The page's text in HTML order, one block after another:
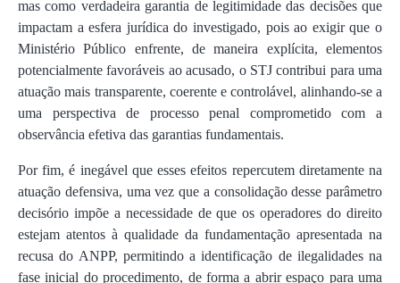
mas como verdadeira garantia de legitimidade das decisões que
impactam a esfera jurídica do investigado, pois ao exigir que o
Ministério Público enfrente, de maneira explícita, elementos
potencialmente favoráveis ao acusado, o STJ contribui para uma
atuação mais transparente, coerente e controlável, alinhando-se a
uma perspectiva de processo penal comprometido com a
observância efetiva das garantias fundamentais.
Por fim, é inegável que esses efeitos repercutem diretamente na
atuação defensiva, uma vez que a consolidação desse parâmetro
decisório impõe a necessidade de que os operadores do direito
estejam atentos à qualidade da fundamentação apresentada na
recusa do ANPP, permitindo a identificação de ilegalidades na
fase inicial do procedimento, de forma a abrir espaço para uma